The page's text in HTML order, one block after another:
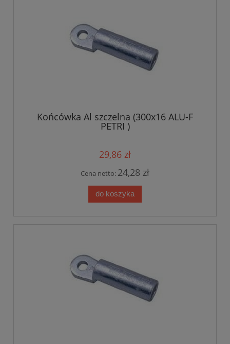
Końcówka Al szczelna (300x16 ALU-F
PETRI )
29,86 zł
Cena netto: 24,28 zł
do koszyka